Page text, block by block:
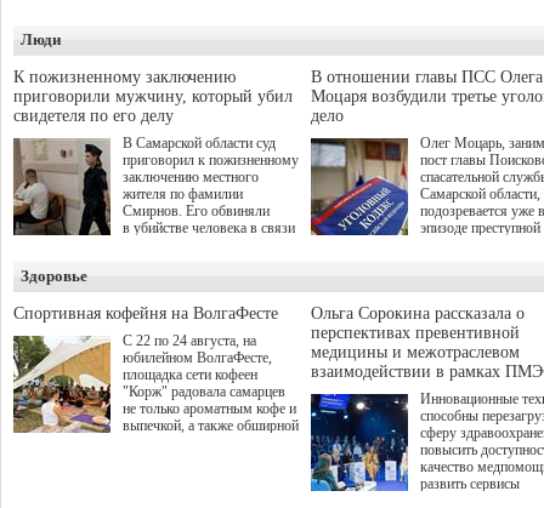
Живайкина, направленные
на трудоустройство и более
спокойную адаптацию к
мирной жизни.
игре "Мир танков"
выступили
партия "Единая
игровая студия
Люди
К пожизненному заключению
приговорили мужчину, который убил
свидетеля по его делу
В Самарской области суд
приговорил к пожизненному
заключению местного
жителя по фамилии
Смирнов. Его обвиняли
в убийстве человека в связи
В отношении главы ПСС Олега
Моцаря возбудили третье
дело
Олег Моцарь,
пост главы
спасательной
Самарской области,
подозревается уже
эпизоде преступной
а сам он
Здоровье
Спортивная кофейня на ВолгаФесте
С 22 по 24 августа, на
юбилейном ВолгаФесте,
площадка сети кофеен
"Корж" радовала самарцев
не только ароматным кофе и
выпечкой, а также обширной
Ольга Сорокина рассказала о
перспективах превентивной
медицины и межотраслевом
взаимодействии в рамках
Инновационные
способны
сферу
повысить
качество
развить сервисы